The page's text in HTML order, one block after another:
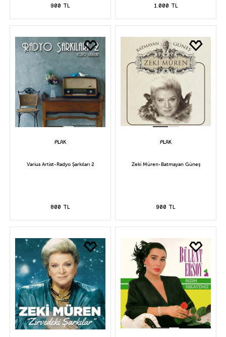
900 TL 1.000 TL
Varius Artist-Radyo Şarkıları 2
800 TL
Zeki Müren-Batmayan Güneş
900 TL